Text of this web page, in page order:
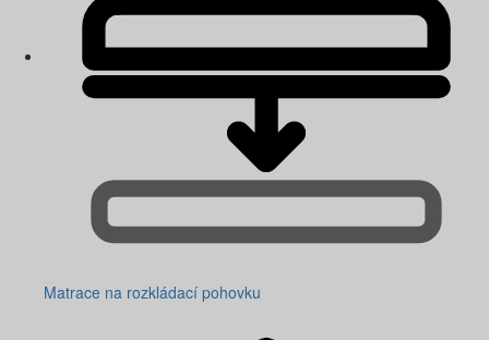
Matrace na rozkládací pohovku